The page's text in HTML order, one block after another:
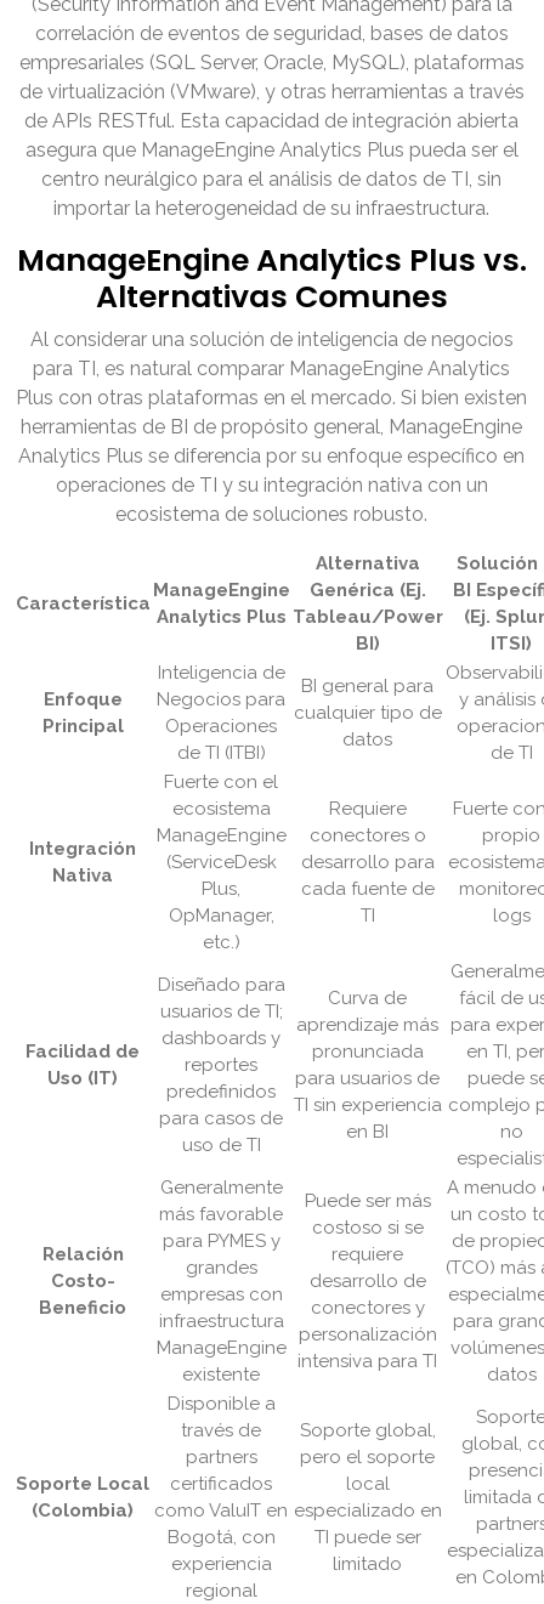
correlación de eventos de seguridad, bases de datos
empresariales (SQL Server, Oracle, MySQL), plataformas
de virtualización (VMware), y otras herramientas a través
de APIs RESTful. Esta capacidad de integración abierta
asegura que ManageEngine Analytics Plus pueda ser el
centro neurálgico para el análisis de datos de TI, sin
importar la heterogeneidad de su infraestructura.
ManageEngine Analytics Plus vs.
Alternativas Comunes
Al considerar una solución de inteligencia de negocios
para TI, es natural comparar ManageEngine Analytics
Plus con otras plataformas en el mercado. Si bien existen
herramientas de BI de propósito general, ManageEngine
Analytics Plus se diferencia por su enfoque específico en
operaciones de TI y su integración nativa con un
ecosistema de soluciones robusto.
Característica
ManageEngine
Analytics Plus
Alternativa
Genérica (Ej.
Tableau/Power
BI)
Solución
BI
(Ej.
ITSI)
Enfoque
Principal
Inteligencia de
Negocios para
Operaciones
de TI (ITBI)
BI general para
cualquier tipo de
datos
y análisis
de TI
Integración
Nativa
Fuerte con el
ecosistema
ManageEngine
(ServiceDesk
Plus,
OpManager,
etc.)
Requiere
conectores o
desarrollo para
cada fuente de
TI
Fuerte
propio
logs
Facilidad de
Uso (IT)
Diseñado para
usuarios de TI;
dashboards y
reportes
predefinidos
para casos de
uso de TI
Curva de
aprendizaje más
pronunciada
para usuarios de
TI sin experiencia
en BI
fácil de
para
en TI,
puede
complejo
no
Relación
Costo-
Beneficio
Generalmente
más favorable
para PYMES y
grandes
empresas con
infraestructura
ManageEngine
existente
Puede ser más
costoso si se
requiere
desarrollo de
conectores y
personalización
intensiva para TI
A menudo
un costo
de
(TCO) más
para
datos
Soporte Local
(Colombia)
Disponible a
través de
partners
certificados
como ValuIT en
Bogotá, con
experiencia
regional
Soporte global,
pero el soporte
local
especializado en
TI puede ser
limitado
global,
limitada
en